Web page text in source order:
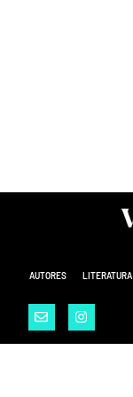
AUTORES LITERATURA